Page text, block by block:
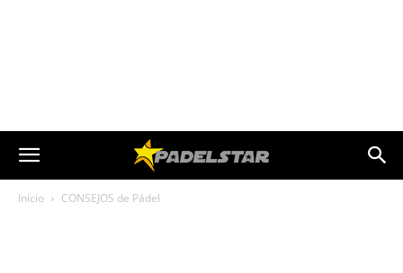
Inicio CONSEJOS de Pádel